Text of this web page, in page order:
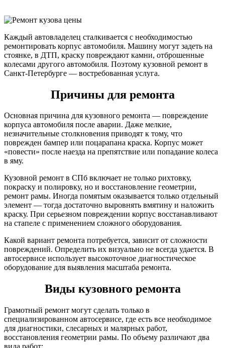
Каждый автовладелец сталкивается с необходимостью
ремонтировать корпус автомобиля. Машину могут задеть на
стоянке, в ДТП, краску повреждают камни, отброшенные
колесами другого автомобиля. Поэтому кузовной ремонт в
Санкт-Петербурге — востребованная услуга.
Причины для ремонта
Основная причина для кузовного ремонта — повреждение
корпуса автомобиля после аварии. Даже мелкие,
незначительные столкновения приводят к тому, что
поврежден бампер или поцарапана краска. Корпус может
«повести» после наезда на препятствие или попадание колеса
в яму.
Кузовной ремонт в СПб включает не только рихтовку,
покраску и полировку, но и восстановление геометрии,
ремонт рамы. Иногда помятым оказывается только отдельный
элемент — тогда достаточно выровнять вмятину и наложить
краску. При серьезном повреждении корпус восстанавливают
на стапеле с применением сложного оборудования.
Какой вариант ремонта потребуется, зависит от сложности
повреждений. Определить их визуально не всегда удается. В
автосервисе использует высокоточное диагностическое
оборудование для выявления масштаба ремонта.
Виды кузовного ремонта
Грамотный ремонт могут сделать только в
специализированном автосервисе, где есть все необходимое
для диагностики, слесарных и малярных работ,
восстановления геометрии рамы. По объему различают два